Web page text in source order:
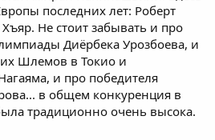
последних лет: Роберт
Не стоит забывать и про
Диёрбека Урозбоева, и
Шлемов в Токио и
и про победителя
в общем конкуренция в
традиционно очень высока.